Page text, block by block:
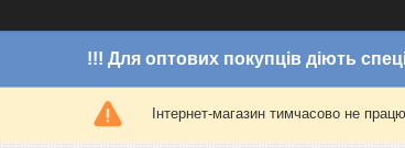
!!! Для оптових покупців діють
Інтернет-магазин тимчасово не